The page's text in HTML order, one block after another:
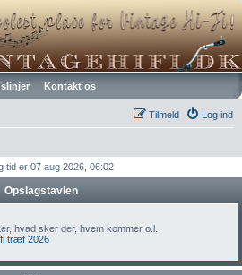
Kontakt os
Log ind
Tilmeld
tid er 07 aug 2026, 06:02
Opslagstavlen
hvad sker der, hvem kommer o.l.
træf 2026